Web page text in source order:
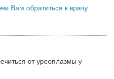
Вам обратиться к врачу
от уреоплазмы у